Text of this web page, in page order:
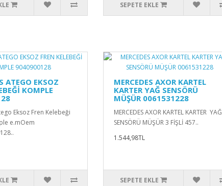
SEPETE EKLE
ATEGO EKSOZ
KOMPLE
Eksoz Fren Kelebeği
e.mOem
MERCEDES AXOR KARTEL
KARTER YAĞ SENSÖRÜ
MÜŞÜR 0061531228
MERCEDES AXOR KARTEL KARTER YAĞ
SENSÖRÜ MÜŞÜR 3 FİŞLİ 457..
1.544,98TL
SEPETE EKLE